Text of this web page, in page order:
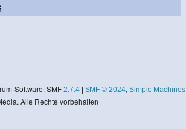
Software: SMF 2.7.4| SMF © 2024, Simple Machines
Alle Rechte vorbehalten